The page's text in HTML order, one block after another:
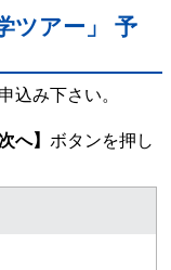
ツアー」 予
込み下さい。
へ】 ボタンを押し